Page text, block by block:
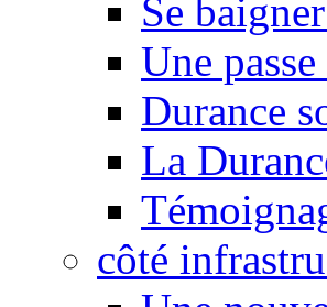
Se
Une
Durance
La
côté